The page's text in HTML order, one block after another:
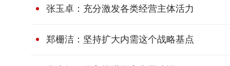
张玉卓：充分激发各类经营主体活力
郑栅洁：坚持扩大内需这个战略基点